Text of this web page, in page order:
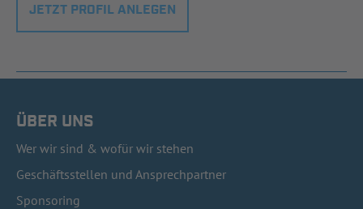
JETZT PROFIL ANLEGEN
ÜBER UNS
Wer wir sind & wofür wir stehen
Geschäftsstellen und Ansprechpartner
Sponsoring